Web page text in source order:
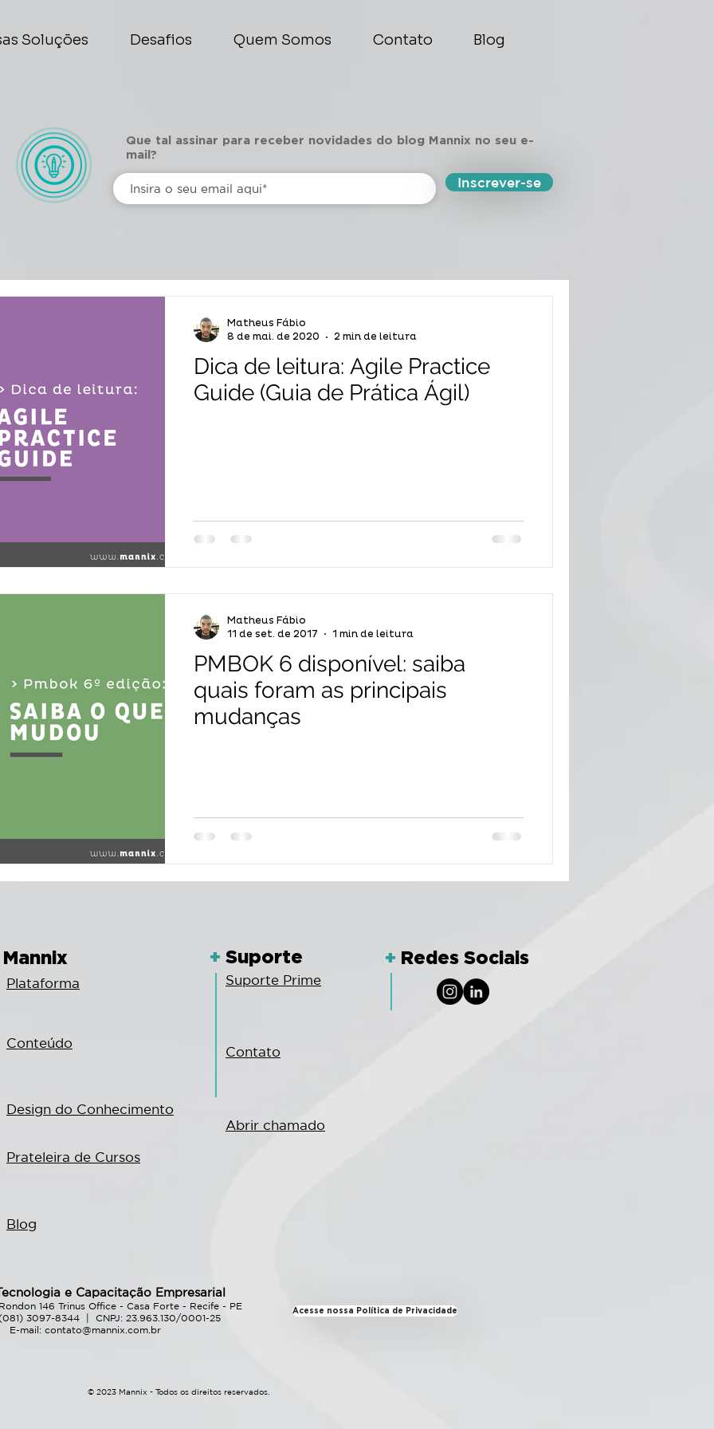
Soluções Desafios Quem Somos Contato Blog
Que tal assinar para receber novidades do blog Mannix no seu e-
mail?
Inscrever-se
Dica de leitura: Agile Practice
Guide (Guia de Prática Ágil)
Matheus Fábio
8 de mai. de 2020
2 min de leitura
PMBOK 6 disponível: saiba
quais foram as principais
mudanças
Matheus Fábio
11 de set. de 2017
1 min de leitura
Plataforma
Conteúdo
Design do Conhecimento
Prateleira de Cursos
+ Suporte
Suporte Prime
Contato
Abrir chamado
+ Redes Sociais
Blog
e Capacitação Empresarial
146 Trinus Office - Casa Forte - Recife - PE
3097-8344 | CNPJ: 23.963.130/0001-­25
E-mail: contato@mannix.com.br
Acesse nossa Política de Privacidade
© 2023 Mannix - Todos os direitos reservados.